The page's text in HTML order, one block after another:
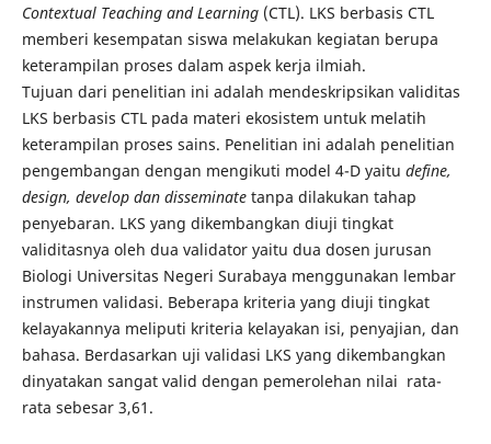
Contextual Teaching and Learning (CTL). LKS berbasis CTL
memberi kesempatan siswa melakukan kegiatan berupa
keterampilan proses dalam aspek kerja ilmiah.
Tujuan dari penelitian ini adalah mendeskripsikan validitas
LKS berbasis CTL pada materi ekosistem untuk melatih
keterampilan proses sains. Penelitian ini adalah penelitian
pengembangan dengan mengikuti model 4-D yaitu define,
design, develop dan disseminate tanpa dilakukan tahap
penyebaran. LKS yang dikembangkan diuji tingkat
validitasnya oleh dua validator yaitu dua dosen jurusan
Biologi Universitas Negeri Surabaya menggunakan lembar
instrumen validasi. Beberapa kriteria yang diuji tingkat
kelayakannya meliputi kriteria kelayakan isi, penyajian, dan
bahasa. Berdasarkan uji validasi LKS yang dikembangkan
dinyatakan sangat valid dengan pemerolehan nilai rata-
rata sebesar 3,61.